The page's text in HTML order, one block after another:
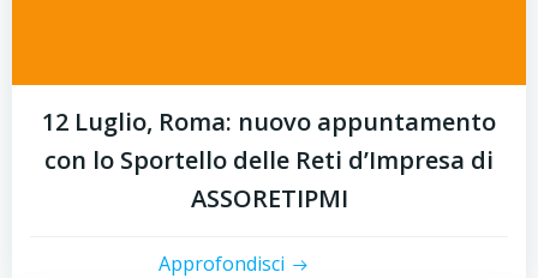
12 Luglio, Roma: nuovo appuntamento
con lo Sportello delle Reti d’Impresa di
ASSORETIPMI
Approfondisci